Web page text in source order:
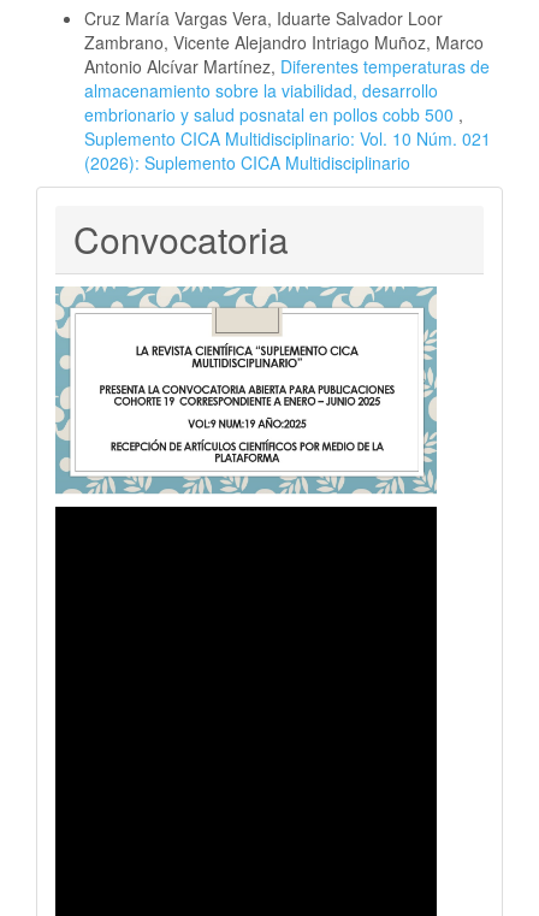
Cruz María Vargas Vera, Iduarte Salvador Loor
Zambrano, Vicente Alejandro Intriago Muñoz, Marco
Antonio Alcívar Martínez, Diferentes temperaturas de
almacenamiento sobre la viabilidad, desarrollo
embrionario y salud posnatal en pollos cobb 500 ,
Suplemento CICA Multidisciplinario: Vol. 10 Núm. 021
(2026): Suplemento CICA Multidisciplinario
Convocatoria
Convocatoria